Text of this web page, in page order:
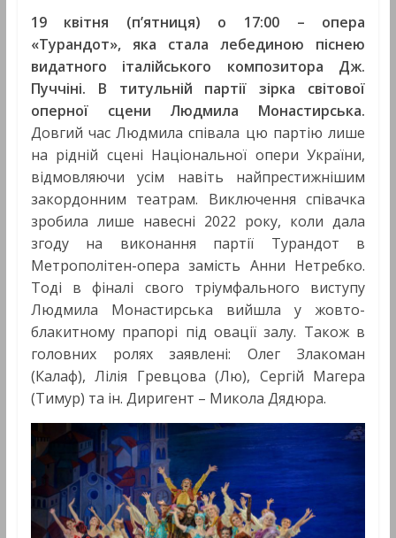
19 квітня (п’ятниця) о 17:00 – опера
«Турандот», яка стала лебединою піснею
видатного італійського композитора Дж.
Пуччіні. В титульній партії зірка світової
оперної сцени Людмила Монастирська.
Довгий час Людмила співала цю партію лише
на рідній сцені Національної опери України,
відмовляючи усім навіть найпрестижнішим
закордонним театрам. Виключення співачка
зробила лише навесні 2022 року, коли дала
згоду на виконання партії Турандот в
Метрополітен-опера замість Анни Нетребко.
Тоді в фіналі свого тріумфального виступу
Людмила Монастирська вийшла у жовто-
блакитному прапорі під овації залу. Також в
головних ролях заявлені: Олег Злакоман
(Калаф), Лілія Гревцова (Лю), Сергій Магера
(Тимур) та ін. Диригент – Микола Дядюра.